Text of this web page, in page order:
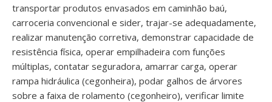
transportar produtos envasados em caminhão baú,
carroceria convencional e sider, trajar-se adequadamente,
realizar manutenção corretiva, demonstrar capacidade de
resistência física, operar empilhadeira com funções
múltiplas, contatar seguradora, amarrar carga, operar
rampa hidráulica (cegonheira), podar galhos de árvores
sobre a faixa de rolamento (cegonheiro), verificar limite